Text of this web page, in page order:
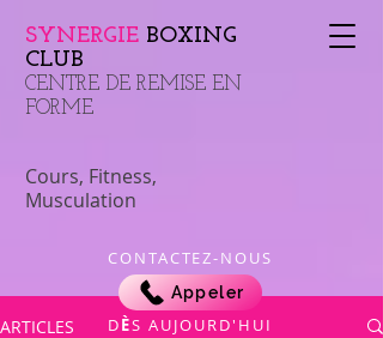
Cours, Fitness,
Musculation
CONTACTEZ-NOUS
​DÈS AUJOURD'HUI
Appeler
SYNERGIE BOXING
CLUB
​CENTRE DE REMISE EN
FORME
ARTICLES